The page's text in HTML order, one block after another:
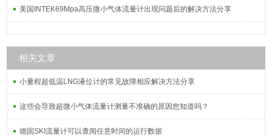
美国INTEK69Mpa高压微小气体流量计出现问题后的解决方法分享
相关文章
小量程超低温LNG液位计的常见故障相应解决方法分享
这些会导致超微小气体流量计测量不准确的原因您知道吗？
德国SKI流量计可以查阅任意时间的运行数据